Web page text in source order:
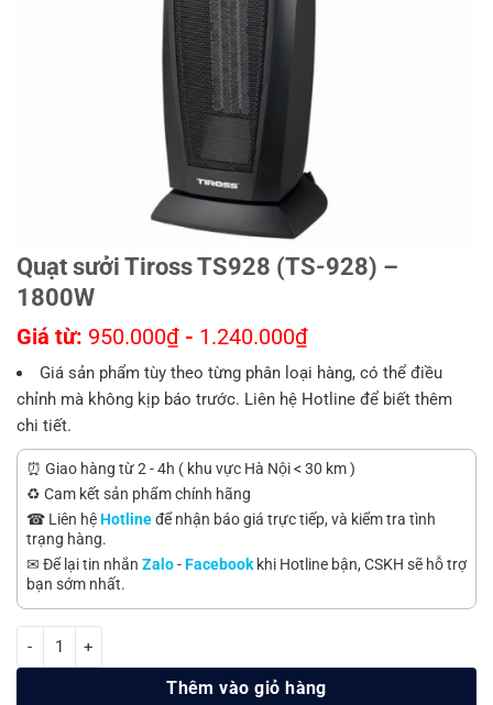
Quạt sưởi Tiross TS928 (TS-928) –
1800W
Giá từ: 950.000₫ - 1.240.000₫
Giá sản phẩm tùy theo từng phân loại hàng, có thể điều
chỉnh mà không kịp báo trước. Liên hệ Hotline để biết thêm
chi tiết.
⏰ Giao hàng từ 2 - 4h ( khu vực Hà Nội < 30 km )
♻️ Cam kết sản phẩm chính hãng
☎ Liên hệHotlineđể nhận báo giá trực tiếp, và kiểm tra tình
trạng hàng.
✉ Để lại tin nhắn Zalo-Facebook khi Hotline bận, CSKH sẽ hỗ trợ
bạn sớm nhất.
Quạt sưởi Tiross TS928 (TS-928) - 1800W số lượng
Thêm vào giỏ hàng